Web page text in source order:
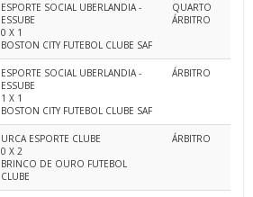
ESPORTE SOCIAL UBERLANDIA -
ESSUBE
0 X 1
BOSTON CITY FUTEBOL CLUBE SAF
QUARTO
ÁRBITRO
ESPORTE SOCIAL UBERLANDIA -
ESSUBE
1 X 1
BOSTON CITY FUTEBOL CLUBE SAF
ÁRBITRO
URCA ESPORTE CLUBE
0 X 2
BRINCO DE OURO FUTEBOL
CLUBE
ÁRBITRO